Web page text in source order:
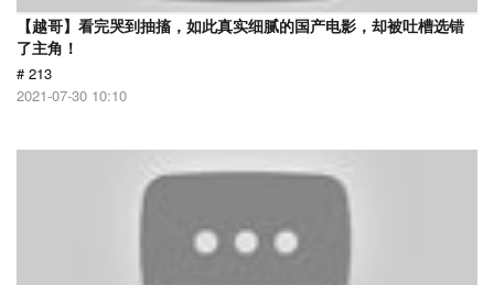
【越哥】看完哭到抽搐，如此真实细腻的国产电影，却被吐槽选错
了主角！
# 213
2021-07-30 10:10